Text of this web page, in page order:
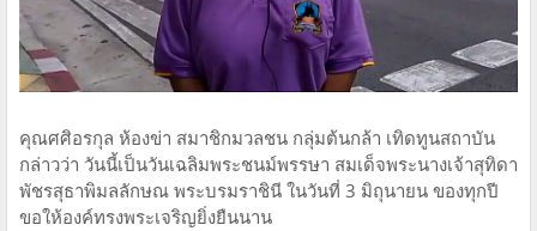
คุณศศิอรกุล ห้องข่า สมาชิกมวลชน กลุ่มต้นกล้า เทิดทูนสถาบัน
กล่าวว่า วันนี้เป็นวันเฉลิมพระชนม์พรรษา สมเด็จพระนางเจ้าสุทิดา
พัชรสุธาพิมลลักษณ พระบรมราชินี ในวันที่ 3 มิถุนายน ของทุกปี
ขอให้องค์ทรงพระเจริญยิ่งยืนนาน